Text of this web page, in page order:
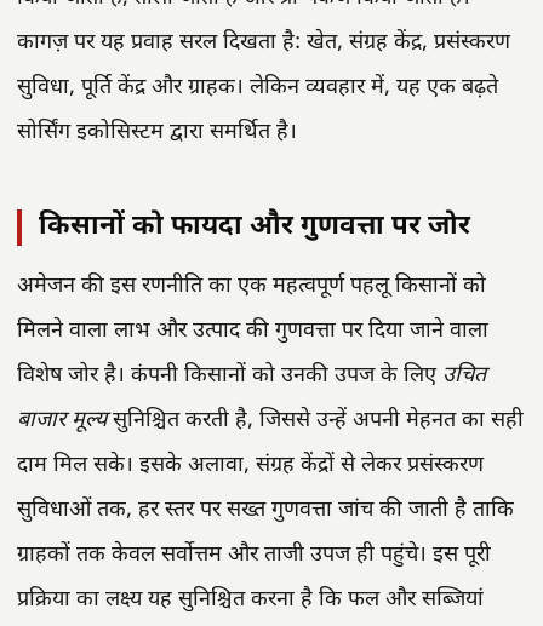
कागज़ पर यह प्रवाह सरल दिखता है: खेत, संग्रह केंद्र, प्रसंस्करण
सुविधा, पूर्ति केंद्र और ग्राहक। लेकिन व्यवहार में, यह एक बढ़ते
सोर्सिंग इकोसिस्टम द्वारा समर्थित है।
किसानों को फायदा और गुणवत्ता पर जोर
अमेजन की इस रणनीति का एक महत्वपूर्ण पहलू किसानों को
मिलने वाला लाभ और उत्पाद की गुणवत्ता पर दिया जाने वाला
विशेष जोर है। कंपनी किसानों को उनकी उपज के लिए उचित
बाजार मूल्यसुनिश्चित करती है, जिससे उन्हें अपनी मेहनत का सही
दाम मिल सके। इसके अलावा, संग्रह केंद्रों से लेकर प्रसंस्करण
सुविधाओं तक, हर स्तर पर सख्त गुणवत्ता जांच की जाती है ताकि
ग्राहकों तक केवल सर्वोत्तम और ताजी उपज ही पहुंचे। इस पूरी
प्रक्रिया का लक्ष्य यह सुनिश्चित करना है कि फल और सब्जियां